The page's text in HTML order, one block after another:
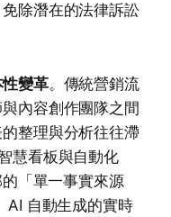
除潛在的法律訴訟
變革。傳統營銷流
內容創作團隊之間
整理與分析往往滯
慧看板與自動化
「單一事實來源
AI 自動生成的實時